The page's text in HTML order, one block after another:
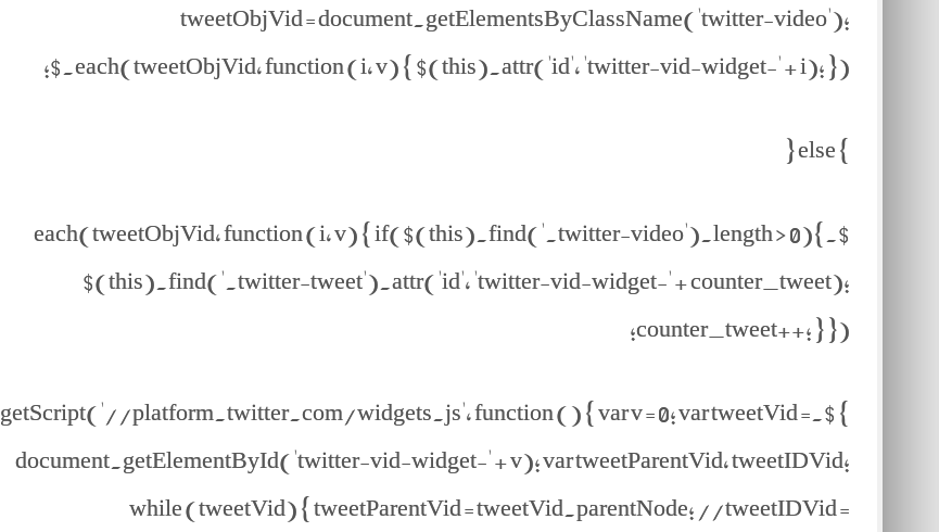
tweetObjVid = document.getElementsByClassName('twitter-video');
$.each(tweetObjVid, function (i, v) { $(this).attr('id', 'twitter-vid-widget-' + i); });
} else {
$.each(tweetObjVid, function (i, v) { if($(this).find('.twitter-video').length > 0){
$(this).find('.twitter-tweet').attr('id', 'twitter-vid-widget-' + counter_tweet);
counter_tweet++; } });
} $.getScript('//platform.twitter.com/widgets.js', function () { var v = 0; var tweetVid =
document.getElementById('twitter-vid-widget-' + v); var tweetParentVid, tweetIDVid;
while (tweetVid) { tweetParentVid = tweetVid.parentNode; //tweetIDVid =